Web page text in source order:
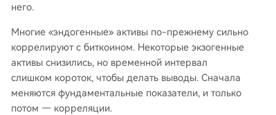
него.
Многие «эндогенные» активы по-прежнему сильно
коррелируют с биткоином. Некоторые экзогенные
активы снизились, но временной интервал
слишком короток, чтобы делать выводы. Сначала
меняются фундаментальные показатели, и только
потом — корреляции.